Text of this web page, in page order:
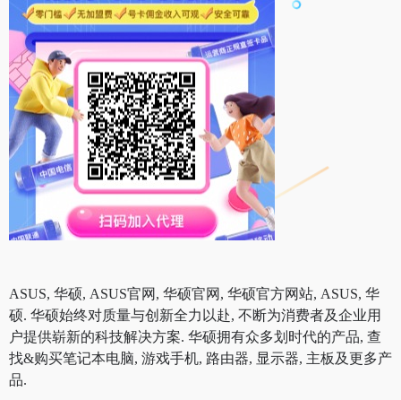
ASUS, 华硕, ASUS官网, 华硕官网, 华硕官方网站, ASUS, 华
硕. 华硕始终对质量与创新全力以赴, 不断为消费者及企业用
户提供崭新的科技解决方案. 华硕拥有众多划时代的产品, 查
找&购买笔记本电脑, 游戏手机, 路由器, 显示器, 主板及更多产
品.